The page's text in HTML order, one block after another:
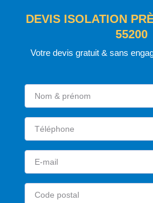
DEVIS ISOLATION
55200
Votre devis gratuit & sans